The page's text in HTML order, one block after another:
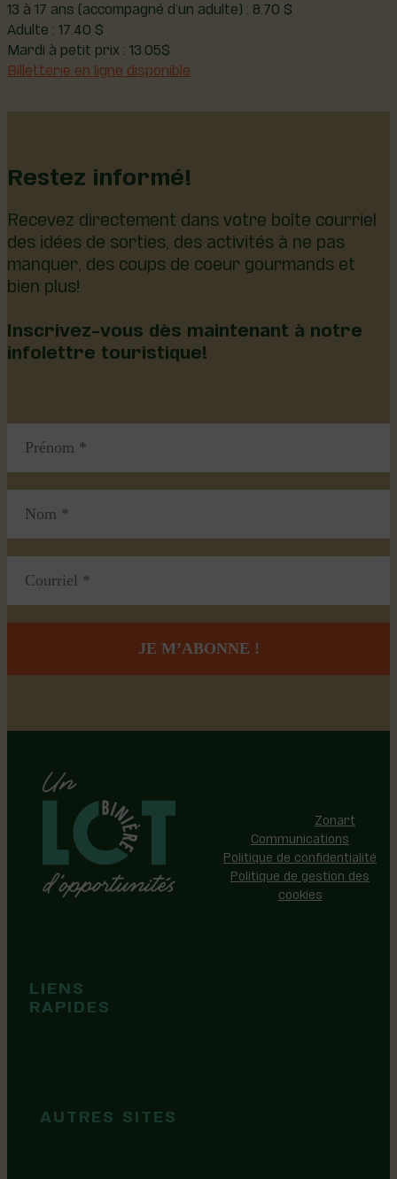
13 à 17 ans (accompagné d’un adulte) : 8.70 $
Adulte : 17.40 $
Mardi à petit prix : 13.05$
Billetterie en ligne disponible
Restez informé!
Recevez directement dans votre boîte courriel
des idées de sorties, des activités à ne pas
manquer, des coups de coeur gourmands et
bien plus!
Inscrivez-vous dès maintenant à notre
infolettre touristique!
LIENS
RAPIDES
AUTRES SITES
Zonart
Communications
Politique de confidentialité
Politique de gestion des
cookies